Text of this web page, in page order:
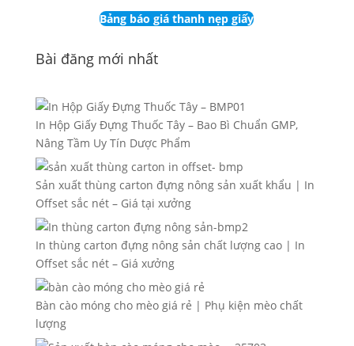
Bảng báo giá thanh nẹp giấy
Bài đăng mới nhất
In Hộp Giấy Đựng Thuốc Tây – Bao Bì Chuẩn GMP,
Nâng Tầm Uy Tín Dược Phẩm
Sản xuất thùng carton đựng nông sản xuất khẩu | In
Offset sắc nét – Giá tại xưởng
In thùng carton đựng nông sản chất lượng cao | In
Offset sắc nét – Giá xưởng
Bàn cào móng cho mèo giá rẻ | Phụ kiện mèo chất
lượng